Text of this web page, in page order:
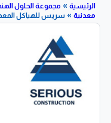
»
مجموعة الحلول الهندسية
»
سريس للهياكل المعدنية